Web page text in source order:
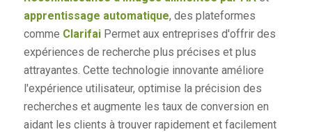
apprentissage automatique, des plateformes
comme ClarifaiPermet aux entreprises d'offrir des
expériences de recherche plus précises et plus
attrayantes. Cette technologie innovante améliore
l'expérience utilisateur, optimise la précision des
recherches et augmente les taux de conversion en
aidant les clients à trouver rapidement et facilement